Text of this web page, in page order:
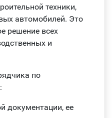
техники,
автомобилей. Это
решение всех
и
по
документации, ее